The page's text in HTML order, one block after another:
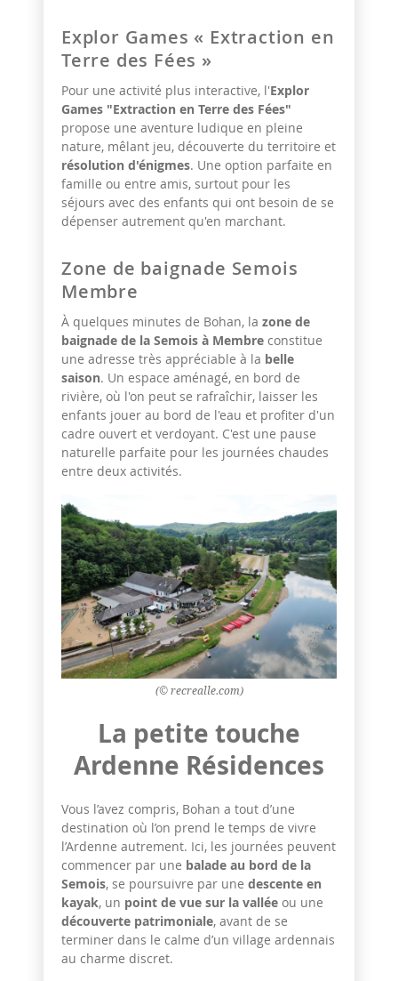
Explor Games « Extraction en
Terre des Fées »
Pour une activité plus interactive, l'Explor
Games "Extraction en Terre des Fées"
propose une aventure ludique en pleine
nature, mêlant jeu, découverte du territoire et
résolution d'énigmes. Une option parfaite en
famille ou entre amis, surtout pour les
séjours avec des enfants qui ont besoin de se
dépenser autrement qu'en marchant.
Zone de baignade Semois
Membre
À quelques minutes de Bohan, la zone de
baignade de la Semois à Membre constitue
une adresse très appréciable à la belle
saison. Un espace aménagé, en bord de
rivière, où l'on peut se rafraîchir, laisser les
enfants jouer au bord de l'eau et profiter d'un
cadre ouvert et verdoyant. C'est une pause
naturelle parfaite pour les journées chaudes
entre deux activités.
(© recrealle.com)
La petite touche
Ardenne Résidences
Vous l’avez compris, Bohan a tout d’une
destination où l’on prend le temps de vivre
l’Ardenne autrement. Ici, les journées peuvent
commencer par une balade au bord de la
Semois, se poursuivre par une descente en
kayak, un point de vue sur la vallée ou une
découverte patrimoniale, avant de se
terminer dans le calme d’un village ardennais
au charme discret.